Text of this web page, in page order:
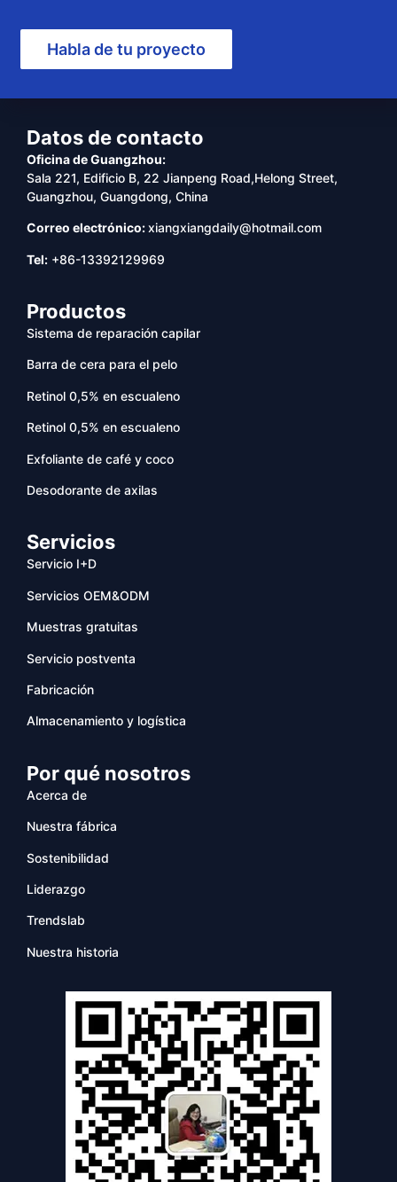
Habla de tu proyecto
Datos de contacto
Oficina de Guangzhou:
Sala 221, Edificio B, 22 Jianpeng Road,Helong Street,
Guangzhou, Guangdong, China
Correo electrónico:xiangxiangdaily@hotmail.com
Tel: +86-13392129969
Productos
Sistema de reparación capilar
Barra de cera para el pelo
Retinol 0,5% en escualeno
Retinol 0,5% en escualeno
Exfoliante de café y coco
Desodorante de axilas
Servicios
Servicio I+D
Servicios OEM&ODM
Muestras gratuitas
Servicio postventa
Fabricación
Almacenamiento y logística
Por qué nosotros
Acerca de
Nuestra fábrica
Sostenibilidad
Liderazgo
Trendslab
Nuestra historia